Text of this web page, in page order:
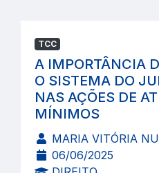
TCC
A IMPORTÂNCIA
O SISTEMA DO
NAS AÇÕES DE
MÍNIMOS
MARIA VITÓRIA
06/06/2025